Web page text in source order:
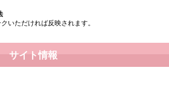
いただければ反映されます。
サイト情報